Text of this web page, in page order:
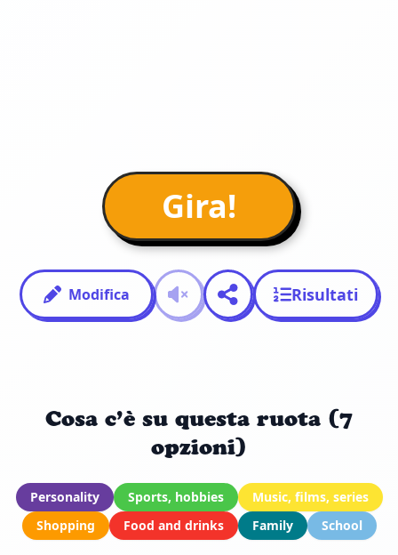
Gira!
Modifica Risultati
Cosa c’è su questa ruota (7
opzioni)
Personality Sports, hobbies
Music, films, series
Shopping
Food and drinks Family School